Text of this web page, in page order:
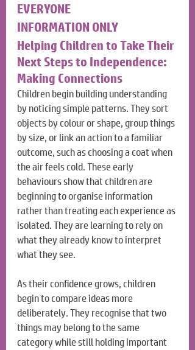
EVERYONE
INFORMATION ONLY
Helping Children to Take Their
Next Steps to Independence:
Making Connections
Children begin building understanding
by noticing simple patterns. They sort
objects by colour or shape, group things
by size, or link an action to a familiar
outcome, such as choosing a coat when
the air feels cold. These early
behaviours show that children are
beginning to organise information
rather than treating each experience as
isolated. They are learning to rely on
what they already know to interpret
what they see.
As their confidence grows, children
begin to compare ideas more
deliberately. They recognise that two
things may belong to the same
category while still holding important